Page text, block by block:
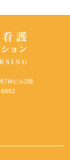
TMビル2階
8862